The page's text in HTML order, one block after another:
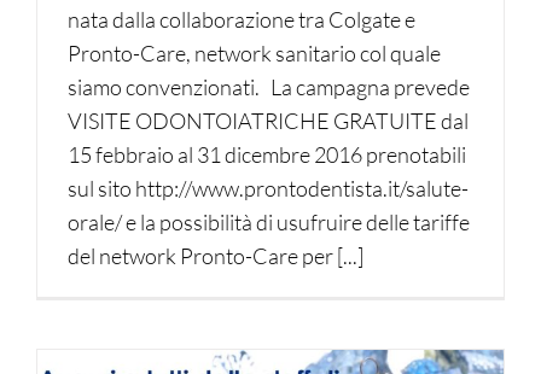
nata dalla collaborazione tra Colgate e
Pronto-Care, network sanitario col quale
siamo convenzionati. La campagna prevede
VISITE ODONTOIATRICHE GRATUITE dal
15 febbraio al 31 dicembre 2016 prenotabili
sul sito http://www.prontodentista.it/salute-
orale/ e la possibilità di usufruire delle tariffe
del network Pronto-Care per [...]